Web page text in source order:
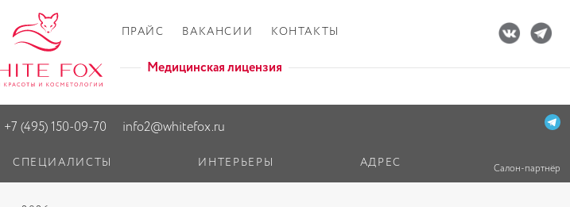
ПРАЙС ВАКАНСИИ КОНТАКТЫ
Медицинская лицензия
+7 (495) 150-09-70 info2@whitefox.ru
СПЕЦИАЛИСТЫ ИНТЕРЬЕРЫ АДРЕС Салон-партнёр